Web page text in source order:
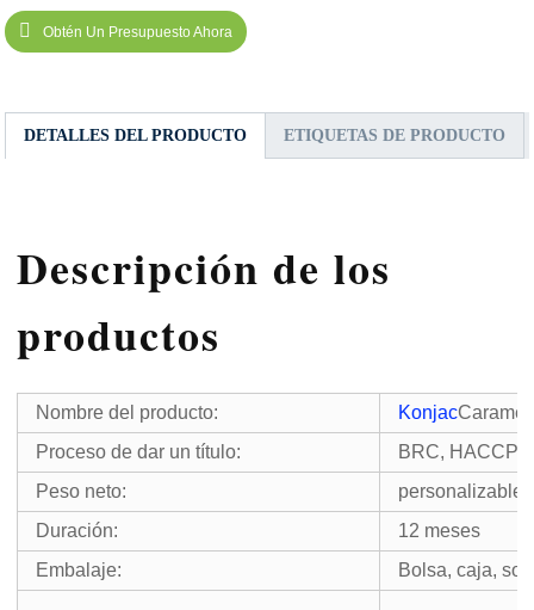
Obtén Un Presupuesto Ahora
DETALLES DEL PRODUCTO ETIQUETAS DE PRODUCTO
Descripción de los
productos
Nombre del producto: Konjac
Proceso de dar un título:
BRC, HACCP,
Peso neto:
personalizable
Duración:
12 meses
Embalaje:
Bolsa, caja,